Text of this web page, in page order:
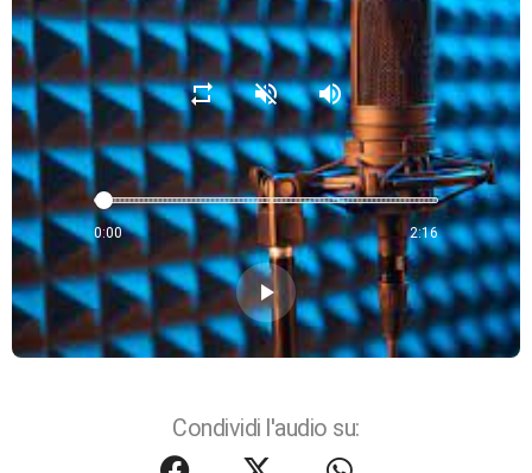
repeat volume_off volume_up
0:00 2:16
play_arrow
Condividi l'audio su: